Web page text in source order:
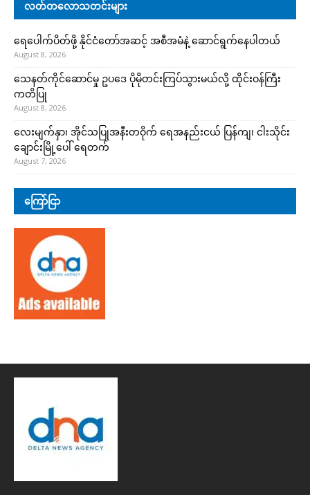
လတ်တလောသတင်းများ
ရေပေါက်ပိတ်ဖို့ နိုင်ငံတော်အဆင့် အစီအမံနဲ့ ဆောင်ရွက်နေပါတယ်
August 8, 2026
သေနတ်ကိုင်ဆောင်မှု ဥပဒေ ပိုမိုတင်းကြပ်သွားမယ်လို့ ထိုင်းဝန်ကြီး
ကတိပြု
August 8, 2026
လေးမျက်နှာ၊ အိုင်သပြုအနီးတဝိုက် ရေအနည်းငယ် ပြန်ကျ၊ ငါးသိုင်း
ချောင်းမြို့ပေါ် ရေတက်
August 7, 2026
ကြော်ငြာ